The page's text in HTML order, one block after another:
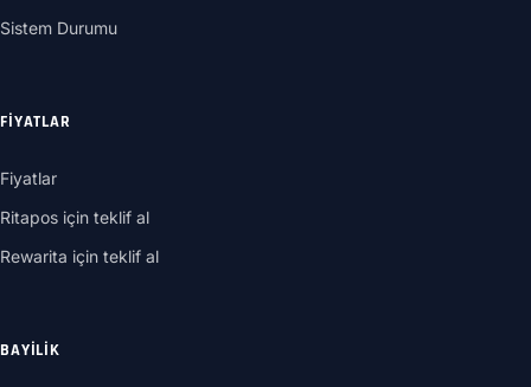
Sistem Durumu
FIYATLAR
Fiyatlar
Ritapos için teklif al
Rewarita için teklif al
BAYILIK